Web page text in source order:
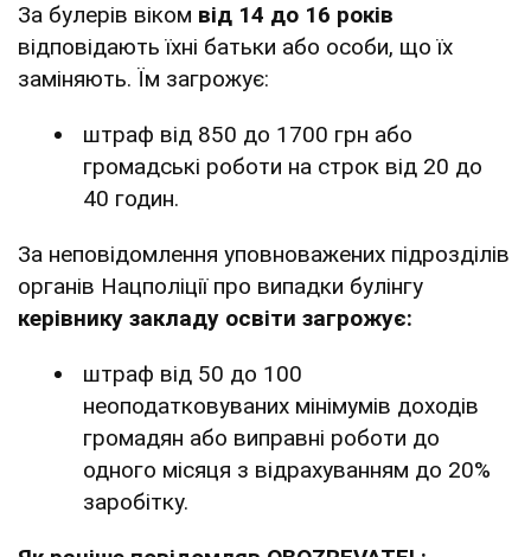
За булерів віком від 14 до 16 років
відповідають їхні батьки або особи, що їх
заміняють. Їм загрожує:
штраф від 850 до 1700 грн або
громадські роботи на строк від 20 до
40 годин.
За неповідомлення уповноважених підрозділів
органів Нацполіції про випадки булінгу
керівнику закладу освіти загрожує:
штраф від 50 до 100
неоподатковуваних мінімумів доходів
громадян або виправні роботи до
одного місяця з відрахуванням до 20%
заробітку.